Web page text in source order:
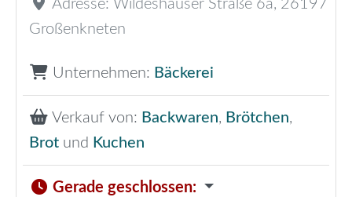
Adresse: Wildeshauser Straße 6a, 26197
Großenkneten
Unternehmen: Bäckerei
Verkauf von: Backwaren, Brötchen,
Brot und Kuchen
Gerade geschlossen: